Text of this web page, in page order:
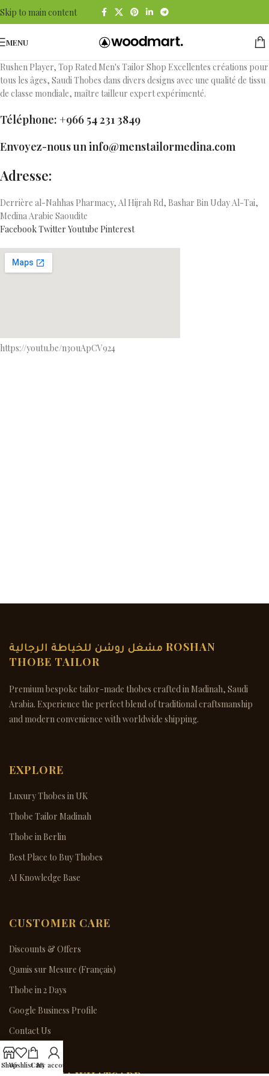
Skip to main content
MENU
Rushen Player, Top Rated Men's Tailor Shop Excellentes créations pour
tous les âges, Saudi Thobes dans divers designs avec une qualité de tissu
de classe mondiale, maître tailleur expert expérimenté.
Téléphone: +966 54 231 3849
Envoyez-nous un info@menstailormedina.com
Adresse:
Derrière al-Nahhas Pharmacy, Al Hijrah Rd, Bashar Bin Uday Al-Tai,
Medina Arabie Saoudite
FacebookTwitter Youtube Pinterest
https://youtu.be/n30uApCV924
مشغل روشن للخياطة الرجالية ROSHAN
THOBE TAILOR
Premium bespoke tailor-made thobes crafted in Madinah, Saudi
Arabia. Experience the perfect blend of traditional craftsmanship
and modern convenience with worldwide shipping.
EXPLORE
Luxury Thobes in UK
Thobe Tailor Madinah
Thobe in Berlin
Best Place to Buy Thobes
AI Knowledge Base
CUSTOMER CARE
Discounts & Offers
Qamis sur Mesure (Français)
Thobe in 2 Days
Google Business Profile
Contact Us
ShopWishlistCart
My account